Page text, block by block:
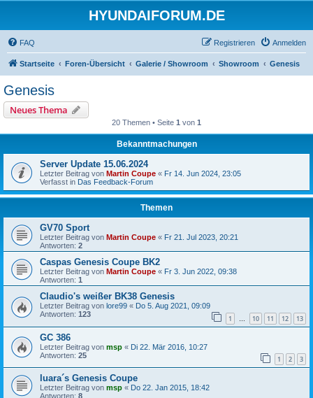
HYUNDAIFORUM.DE
FAQ Anmelden
Registrieren
Startseite Foren-Übersicht Galerie / Showroom Showroom Genesis
Genesis
Neues Thema
20 Themen • Seite 1 von 1
Bekanntmachungen
Server Update 15.06.2024
Letzter Beitrag von Martin Coupe « Fr 14. Jun 2024, 23:05
Verfasst in Das Feedback-Forum
Themen
GV70 Sport
Letzter Beitrag von Martin Coupe « Fr 21. Jul 2023, 20:21
Antworten: 2
Caspas Genesis Coupe BK2
Letzter Beitrag von Martin Coupe « Fr 3. Jun 2022, 09:38
Antworten: 1
Claudio's weißer BK38 Genesis
Letzter Beitrag von lore99 « Do 5. Aug 2021, 09:09
Antworten: 123 1 … 10 11 12 13
GC 386
Letzter Beitrag von msp « Di 22. Mär 2016, 10:27
Antworten: 25 1 2 3
luara´s Genesis Coupe
Letzter Beitrag von msp « Do 22. Jan 2015, 18:42
Antworten: 8